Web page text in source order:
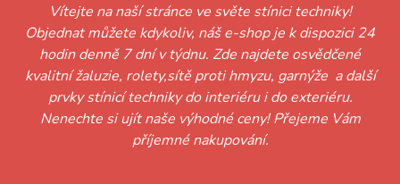
Vítejte na naší stránce ve světe stínici techniky!
Objednat můžete kdykoliv, náš e-shop je k dispozici 24
hodin denně 7 dní v týdnu. Zde najdete osvědčené
kvalitní žaluzie, rolety,sítě proti hmyzu, garnýže a další
prvky stínicí techniky do interiéru i do exteriéru.
Nenechte si ujít naše výhodné ceny! Přejeme Vám
příjemné nakupování.